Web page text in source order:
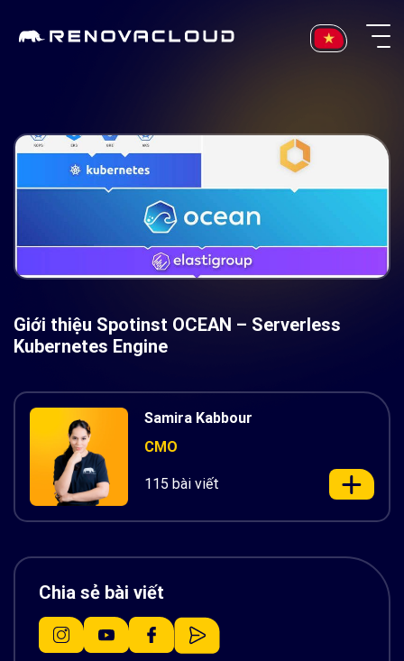
Giới thiệu Spotinst OCEAN – Serverless
Kubernetes Engine
Samira Kabbour
CMO
115 bài viết
Chia sẻ bài viết